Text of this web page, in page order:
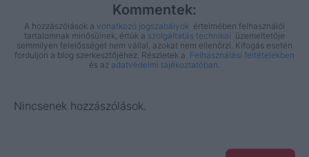
Kommentek:
A hozzászólások a vonatkozó jogszabályok értelmében felhasználói
tartalomnak minősülnek, értük a szolgáltatás technikai üzemeltetője
semmilyen felelősséget nem vállal, azokat nem ellenőrzi. Kifogás esetén
forduljon a blog szerkesztőjéhez. Részletek a Felhasználási feltételekben
és az adatvédelmi tájékoztatóban
Nincsenek hozzászólások.